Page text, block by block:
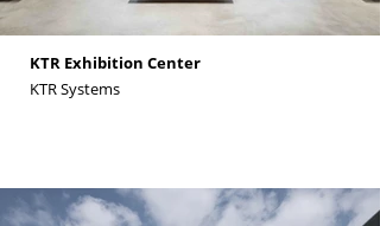
KTR Exhibition Center
KTR Systems